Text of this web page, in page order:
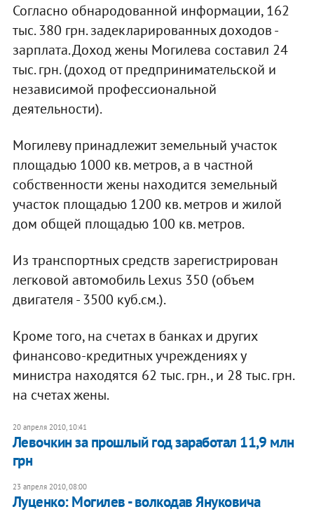
Согласно обнародованной информации, 162
тыс. 380 грн. задекларированных доходов -
зарплата. Доход жены Могилева составил 24
тыс. грн. (доход от предпринимательской и
независимой профессиональной
деятельности).
Могилеву принадлежит земельный участок
площадью 1000 кв. метров, а в частной
собственности жены находится земельный
участок площадью 1200 кв. метров и жилой
дом общей площадью 100 кв. метров.
Из транспортных средств зарегистрирован
легковой автомобиль Lexus 350 (объем
двигателя - 3500 куб.см.).
Кроме того, на счетах в банках и других
финансово-кредитных учреждениях у
министра находятся 62 тыс. грн., и 28 тыс. грн.
на счетах жены.
20 апреля 2010, 10:41
Левочкин за прошлый год заработал 11,9 млн
грн
23 апреля 2010, 08:00
Луценко: Могилев - волкодав Януковича